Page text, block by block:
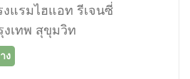
งแรมไฮแอท รีเจนซี่
งเทพ สุขุมวิท